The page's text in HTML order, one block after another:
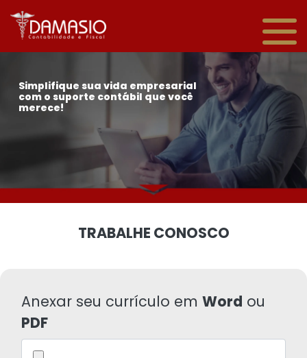
Simplifique sua vida empresarial
com o suporte contábil que você
merece!
TRABALHE CONOSCO
Anexar seu currículo em Word ou
PDF